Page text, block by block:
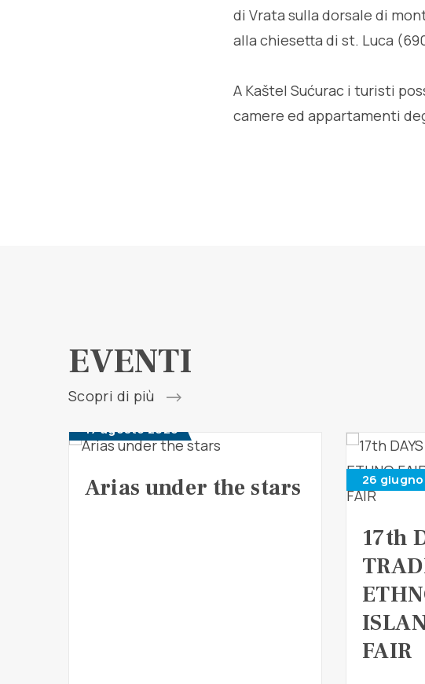
di Vrata sulla dorsale di
alla chiesetta di st. Luca
A Kaštel Sućurac i turisti
camere ed appartamenti
EVENTI
Scopri di più
17 agosto 2026
Arias under the stars 26
17th
FAIR